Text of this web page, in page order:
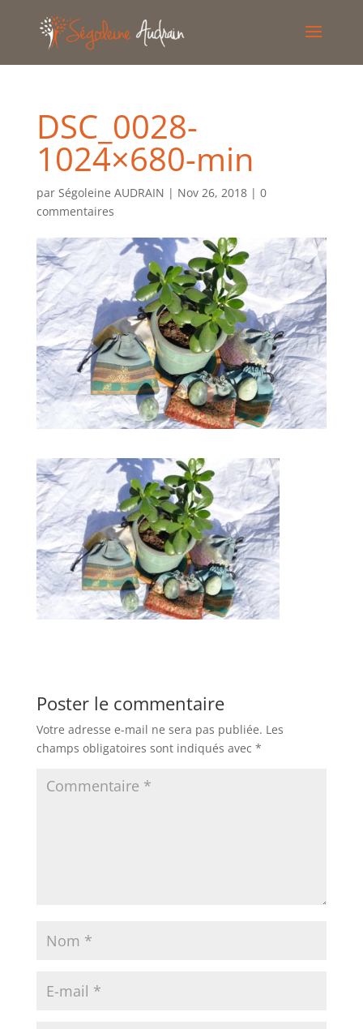
DSC_0028-
1024×680-min
par Ségoleine AUDRAIN | Nov 26, 2018| 0
commentaires
Poster le commentaire
Votre adresse e-mail ne sera pas publiée. Les
champs obligatoires sont indiqués avec *